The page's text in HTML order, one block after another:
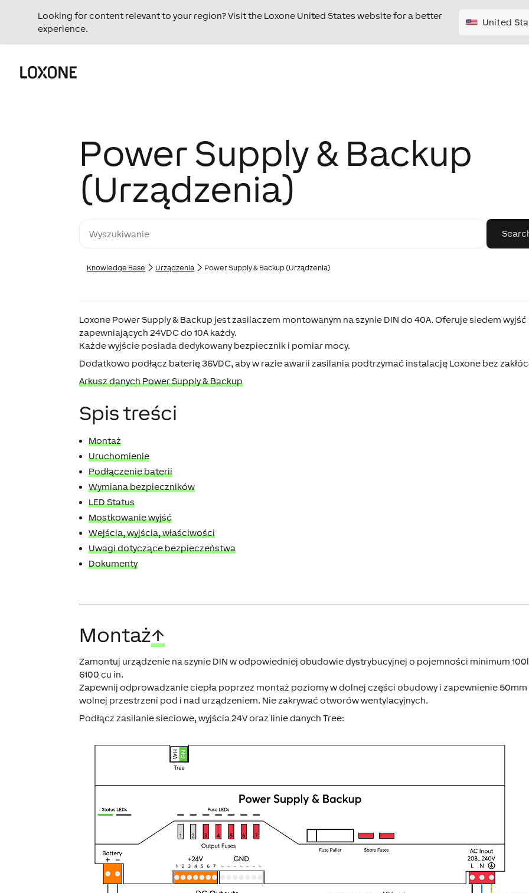
Looking for content relevant to your region? Visit the Loxone United States website for a better
experience.
United
Power Supply & Backup
(Urządzenia)
Knowledge Base Urządzenia Power Supply & Backup (Urządzenia)
Loxone Power Supply & Backup jest zasilaczem montowanym na szynie DIN do 40A. Oferuje siedem wyjść
zapewniających 24VDC do 10A każdy.
Każde wyjście posiada dedykowany bezpiecznik i pomiar mocy.
Dodatkowo podłącz baterię 36VDC, aby w razie awarii zasilania podtrzymać instalację Loxone bez
Arkusz danych Power Supply & Backup
Spis treści
Montaż
Uruchomienie
Podłączenie baterii
Wymiana bezpieczników
LED Status
Mostkowanie wyjść
Wejścia, wyjścia, właściwości
Uwagi dotyczące bezpieczeństwa
Dokumenty
Montaż↑
Zamontuj urządzenie na szynie DIN w odpowiedniej obudowie dystrybucyjnej o pojemności minimum
6100 cu in.
Zapewnij odprowadzanie ciepła poprzez montaż poziomy w dolnej części obudowy i zapewnienie 50mm
wolnej przestrzeni pod i nad urządzeniem. Nie zakrywać otworów wentylacyjnych.
Podłącz zasilanie sieciowe, wyjścia 24V oraz linie danych Tree: